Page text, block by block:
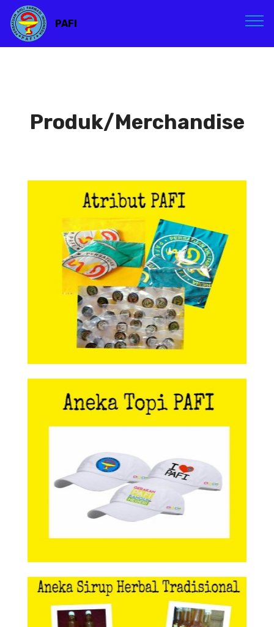
PAFI
Produk/Merchandise
Atribut PAFI
Atribut PAFI
Aneka Topi PAFI
Aneka Sirup Herbal Tradisional